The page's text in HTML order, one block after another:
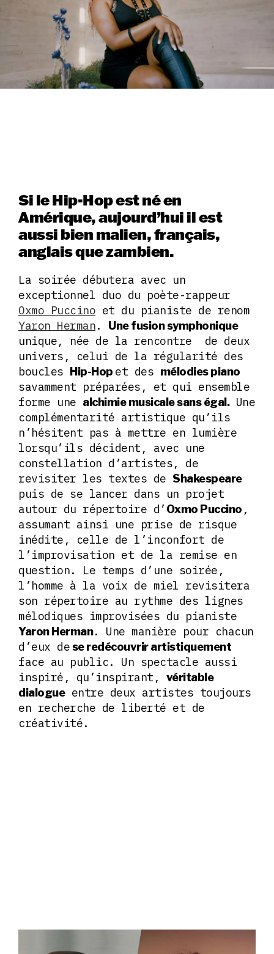
Si le Hip-Hop est né en
Amérique, aujourd’hui il est
aussi bien malien, français,
anglais que zambien.
La soirée débutera avec un
exceptionnel duo du poète-rappeur
Oxmo Puccino et du pianiste de renom
Yaron Herman. Une fusion symphonique
unique, née de la rencontre de deux
univers, celui de la régularité des
boucles Hip-Hop et des mélodies piano
savamment préparées, et qui ensemble
forme une alchimie musicale sans égal.Une
complémentarité artistique qu’ils
n’hésitent pas à mettre en lumière
lorsqu’ils décident, avec une
constellation d’artistes, de
revisiter les textes de Shakespeare
puis de se lancer dans un projet
autour du répertoire d’Oxmo Puccino ,
assumant ainsi une prise de risque
inédite, celle de l’inconfort de
l’improvisation et de la remise en
question. Le temps d’une soirée,
l’homme à la voix de miel revisitera
son répertoire au rythme des lignes
mélodiques improvisées du pianiste
Yaron Herman. Une manière pour chacun
d’eux dese redécouvrir artistiquement
face au public. Un spectacle aussi
inspiré, qu’inspirant, véritable
dialogueentre deux artistes toujours
en recherche de liberté et de
créativité.